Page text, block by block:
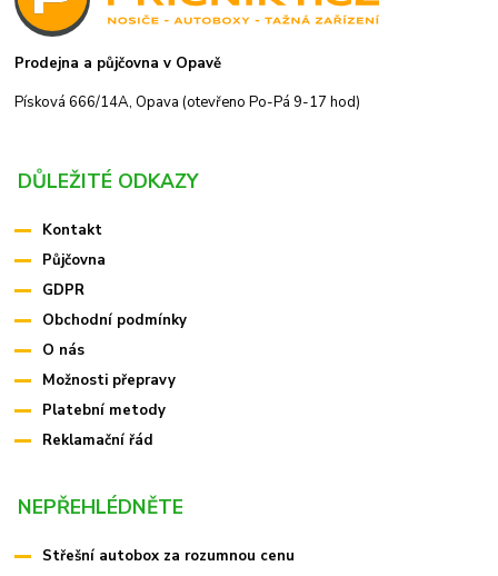
Prodejna a půjčovna v Opavě
Písková 666/14A, Opava (otevřeno Po-Pá 9-17 hod)
DŮLEŽITÉ ODKAZY
Kontakt
Půjčovna
GDPR
Obchodní podmínky
O nás
Možnosti přepravy
Platební metody
Reklamační řád
NEPŘEHLÉDNĚTE
Střešní autobox za rozumnou cenu